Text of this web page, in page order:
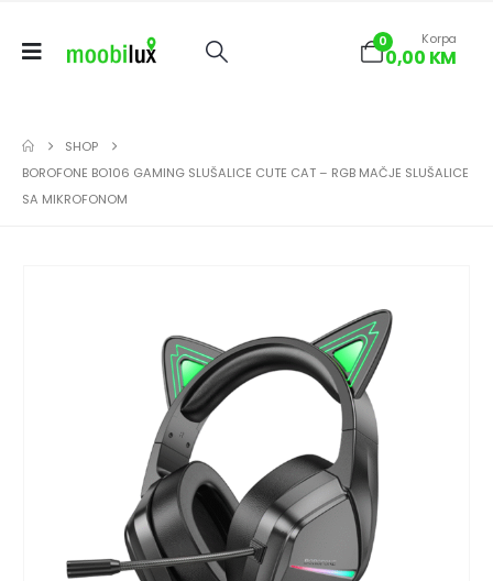
0 Korpa
0,00 KM
SHOP
BOROFONE BO106 GAMING SLUŠALICE CUTE CAT – RGB MAČJE SLUŠALICE
SA MIKROFONOM